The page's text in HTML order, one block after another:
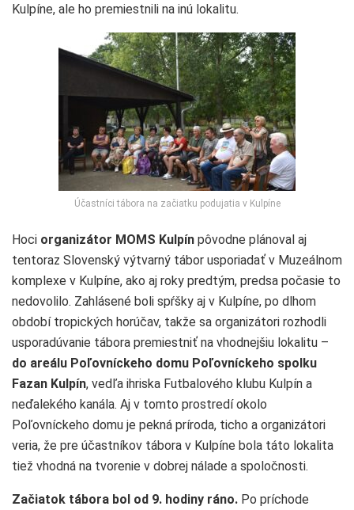
Kulpíne, ale ho premiestnili na inú lokalitu.
Účastníci tábora na začiatku podujatia v Kulpíne
Hoci organizátor MOMS Kulpín pôvodne plánoval aj
tentoraz Slovenský výtvarný tábor usporiadať v Muzeálnom
komplexe v Kulpíne, ako aj roky predtým, predsa počasie to
nedovolilo. Zahlásené boli spŕšky aj v Kulpíne, po dlhom
období tropických horúčav, takže sa organizátori rozhodli
usporadúvanie tábora premiestniť na vhodnejšiu lokalitu –
do areálu Poľovníckeho domu Poľovníckeho spolku
Fazan Kulpín, vedľa ihriska Futbalového klubu Kulpín a
neďalekého kanála. Aj v tomto prostredí okolo
Poľovníckeho domu je pekná príroda, ticho a organizátori
veria, že pre účastníkov tábora v Kulpíne bola táto lokalita
tiež vhodná na tvorenie v dobrej nálade a spoločnosti.
Začiatok tábora bol od 9. hodiny ráno. Po príchode